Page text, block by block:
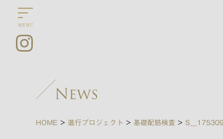
HOME > 進行プロジェクト > 基礎配筋検査 >